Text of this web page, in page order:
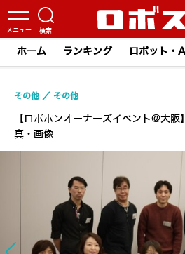
ホーム ランキング ロボット・
【ロボホンオーナーズイベント@大
真・画像
その他 その他